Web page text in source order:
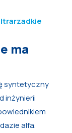
ma
syntetyczny
inżynierii
alfa.